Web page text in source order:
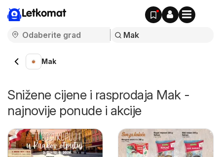
Letkomat
Mak
Snižene cijene i rasprodaja Mak -
najnovije ponude i akcije